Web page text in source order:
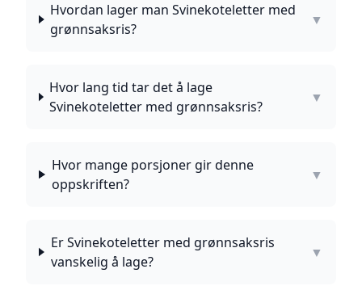
Hvordan lager man Svinekoteletter med
grønnsaksris?
▼
Hvor lang tid tar det å lage
Svinekoteletter med grønnsaksris?
▼
Hvor mange porsjoner gir denne
oppskriften?
▼
Er Svinekoteletter med grønnsaksris
vanskelig å lage?
▼